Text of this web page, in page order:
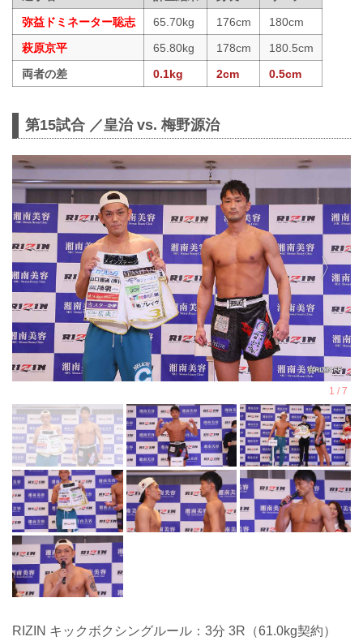
弥益ドミネーター聡志
65.70kg 176cm
180cm
萩原京平
65.80kg 178cm
180.5cm
両者の差
0.1kg 2cm 0.5cm
第15試合 ／皇治 vs. 梅野源治
RIZIN キックボクシングルール：3分 3R（61.0kg契約）